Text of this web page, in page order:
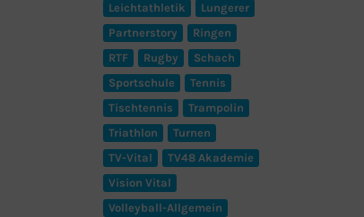
Leichtathletik
Lungerer
Partnerstory
Ringen
RTF
Rugby
Schach
Sportschule
Tennis
Tischtennis
Trampolin
Triathlon
Turnen
TV-Vital
TV48 Akademie
Vision Vital
Volleyball-Allgemein